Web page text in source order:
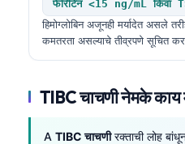
फेरिटिन <15 ng/mL किंवा
हिमोग्लोबिन अजूनही मर्यादेत असले
कमतरता असल्याचे तीव्रपणे सूचित
TIBC चाचणी नेमके
A TIBC चाचणीरक्ताची लोह